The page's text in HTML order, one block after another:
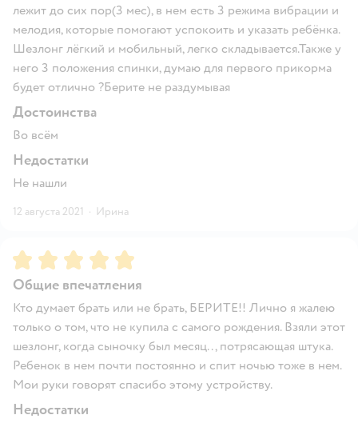
лежит до сих пор(3 мес), в нем есть 3 режима вибрации и
мелодия, которые помогают успокоить и указать ребёнка.
Шезлонг лёгкий и мобильный, легко складывается.Также у
него 3 положения спинки, думаю для первого прикорма
будет отлично ?Берите не раздумывая
Достоинства
Во всём
Недостатки
Не нашли
12 августа 2021 · Ирина
Рейтинг:5
Общие впечатления
Кто думает брать или не брать, БЕРИТЕ!! Лично я жалею
только о том, что не купила с самого рождения. Взяли этот
шезлонг, когда сыночку был месяц.. , потрясающая штука.
Ребенок в нем почти постоянно и спит ночью тоже в нем.
Мои руки говорят спасибо этому устройству.
Недостатки